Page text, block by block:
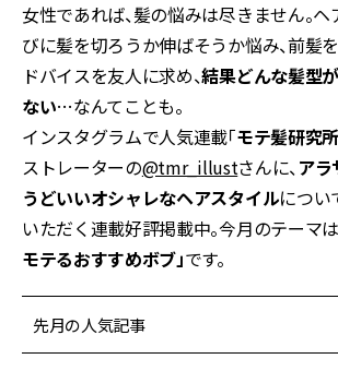
女性であれば、髪の悩みは尽きません。
びに髪を切ろうか伸ばそうか悩み、前髪
ドバイスを友人に求め、結果どんな髪型
ない…なんてことも。
インスタグラムで人気連載「モテ髪研究所
ストレーターの@tmr_illustさんに、アラ
うどいいオシャレなヘアスタイルについ
いただく連載好評掲載中。今月のテーマは
モテるおすすめボブ」です。
先月の人気記事